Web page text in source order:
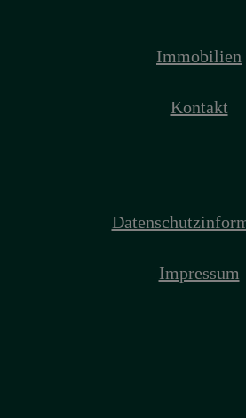
Immobilien
Kontakt
Impressum